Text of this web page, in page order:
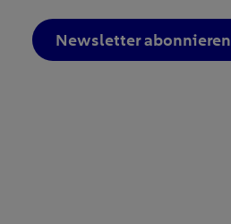
Newsletter abonnieren